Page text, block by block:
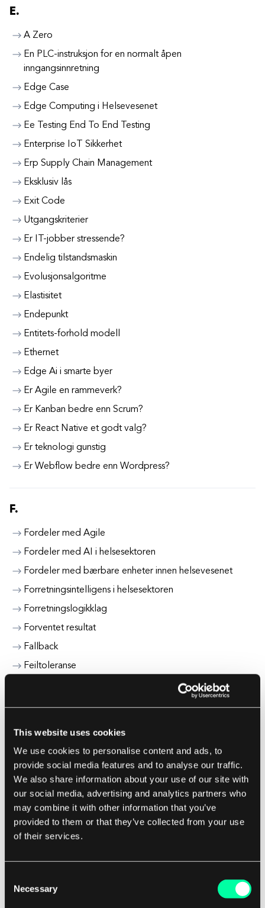
This website uses cookies
We use cookies to personalise content and ads, to
provide social media features and to analyse our traffic.
We also share information about your use of our site with
our social media, advertising and analytics partners who
may combine it with other information that you’ve
provided to them or that they’ve collected from your use
of their services.
Selection
Necessary
E.
A Zero
En PLC-instruksjon for en normalt åpen
inngangsinnretning
Edge Case
Edge Computing i Helsevesenet
Ee Testing End To End Testing
Enterprise IoT Sikkerhet
Erp Supply Chain Management
Eksklusiv lås
Exit Code
Utgangskriterier
Er IT-jobber stressende?
Endelig tilstandsmaskin
Evolusjonsalgoritme
Elastisitet
Endepunkt
Entitets-forhold modell
Ethernet
Edge Ai i smarte byer
Er Agile en rammeverk?
Er Kanban bedre enn Scrum?
Er React Native et godt valg?
Er teknologi gunstig
Er Webflow bedre enn Wordpress?
F.
Fordeler med Agile
Fordeler med AI i helsesektoren
Fordeler med bærbare enheter innen helsevesenet
Forretningsintelligens i helsesektoren
Forretningslogikklag
Forventet resultat
Fallback
Feiltoleranse
Fuzz Testing
Fremtiden for samtalehandel
Fremtiden for mobilitetstrender
Fremtiden for Maskinlæring
Funksjonsdeteksjon
Filkoding